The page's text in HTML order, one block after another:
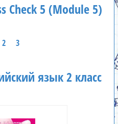
Check 5 (Module 5)
2 3
язык 2 класс